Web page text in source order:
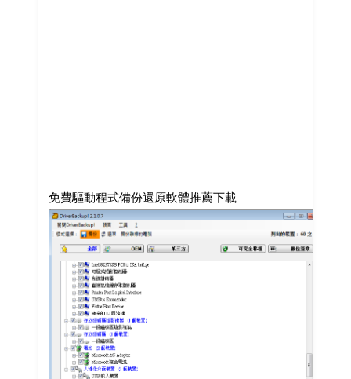
免費驅動程式備份還原軟體推薦下載